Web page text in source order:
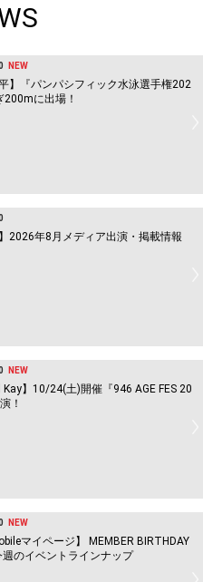
NEW
平】『パンパシフィック水泳選手権202
200mに出場！
】2026年8月メディア出演・掲載情報
NEW
Kay】10/24(土)開催『946 AGE FES 20
！
NEW
マイページ】 MEMBER BIRTHDAY
週のイベントラインナップ